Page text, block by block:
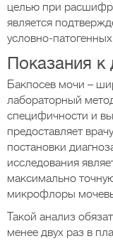
целью при
является
условно-
Показания к
Бакпосев мочи –
лабораторный
специфичности и
предоставляет
постановки
исследования
максимально
микрофлоры
Такой анализ
менее двух раз в